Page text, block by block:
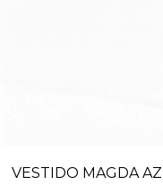
VESTIDO MAGDA